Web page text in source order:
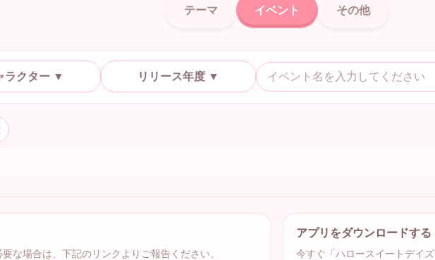
テーマ イベント その他
ラクター ▼ リリース年度 ▼
な場合は、下記のリンクよりご報告ください。
アプリをダウンロードする
今すぐ「ハロースイートデイ